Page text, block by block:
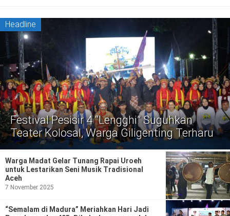
Nasional
Peristiwa
Hukum Kriminal
Korupsi
Politik
Gaya Hidup
Kesehatan Kuliner
Otomotif
Iptek
Headline
Festival Pesisir 4 “Lengghi” Suguhkan
Teater Kolosal, Warga Giligenting Terharu
Warga Madat Gelar Tunang Rapai Uroeh
untuk Lestarikan Seni Musik Tradisional
Aceh
7 November 2025
“Semalam di Madura” Meriahkan Hari Jadi